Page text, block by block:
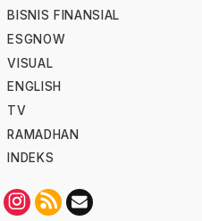
BISNIS FINANSIAL
ESGNOW
VISUAL
ENGLISH
TV
RAMADHAN
INDEKS